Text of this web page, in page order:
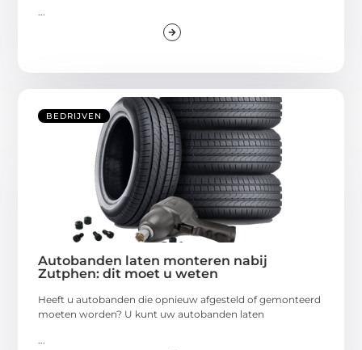
BEDRIJVEN
Autobanden laten monteren nabij
Zutphen: dit moet u weten
Heeft u autobanden die opnieuw afgesteld of gemonteerd
moeten worden? U kunt uw autobanden laten
...